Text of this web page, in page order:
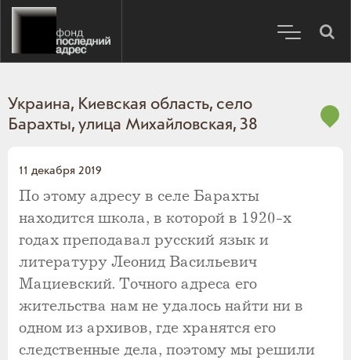
​Украина, Киевская область, село
Барахты, улица Михайловская, 38
11 декабря 2019
По этому адресу в селе Барахты
находится школа, в которой в 1920-х
годах преподавал русский язык и
литературу Леонид Васильевич
Мациевский. Точного адреса его
жительства нам не удалось найти ни в
одном из архивов, где хранятся его
следственные дела, поэтому мы решили